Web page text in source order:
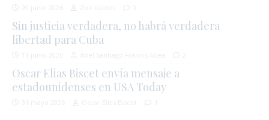
Sin justicia verdadera, no habrá verdadera
libertad para Cuba
Oscar Elias Biscet envía mensaje a
estadounidenses en USA Today